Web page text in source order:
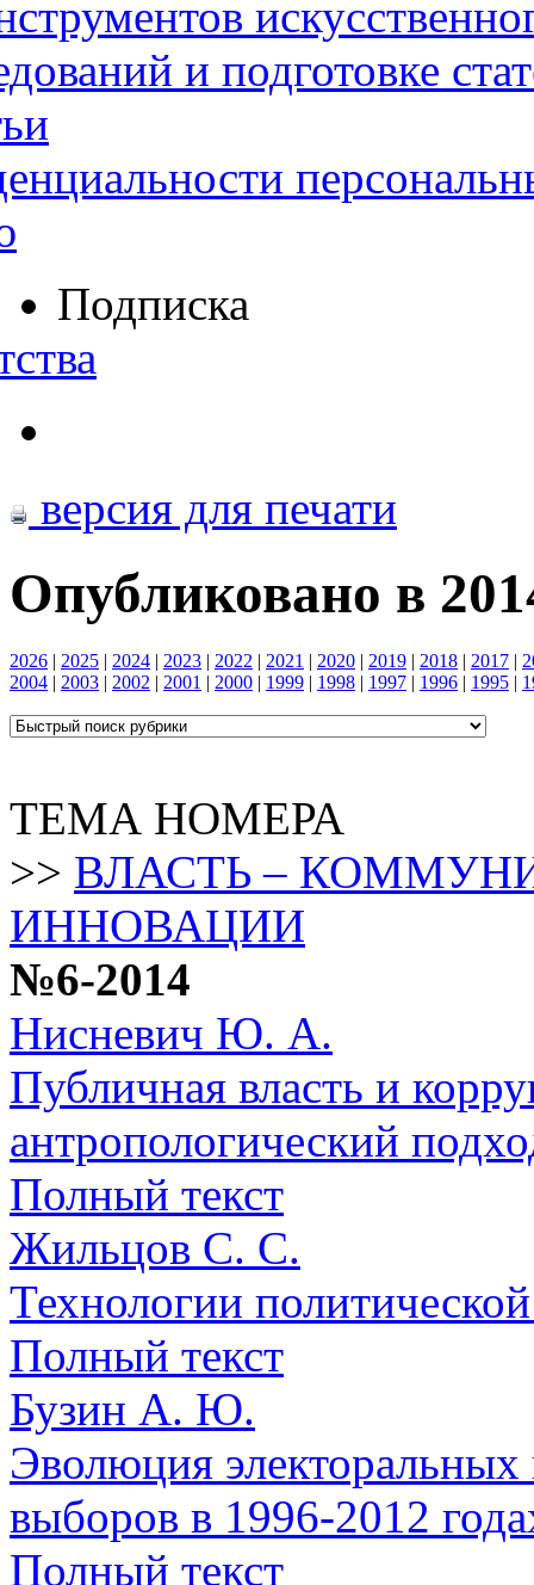
и подготовке
Подписка
версия для печати
Опубликовано в
2026 | 2025 | 2024 | 2023 | 2022 | 2021 | 2020 | 2019 | 2018 | 2017 |
2004 | 2003 | 2002 | 2001 | 2000 | 1999 | 1998 | 1997 | 1996 | 1995 |
ТЕМА НОМЕРА
>> ВЛАСТЬ –
ИННОВАЦИИ
№6-2014
Нисневич Ю. А.
Публичная власть и
антропологический
Полный текст
Жильцов С. С.
Технологии
Полный текст
Бузин А. Ю.
Эволюция электоральных
выборов в 1996-2012
Полный текст